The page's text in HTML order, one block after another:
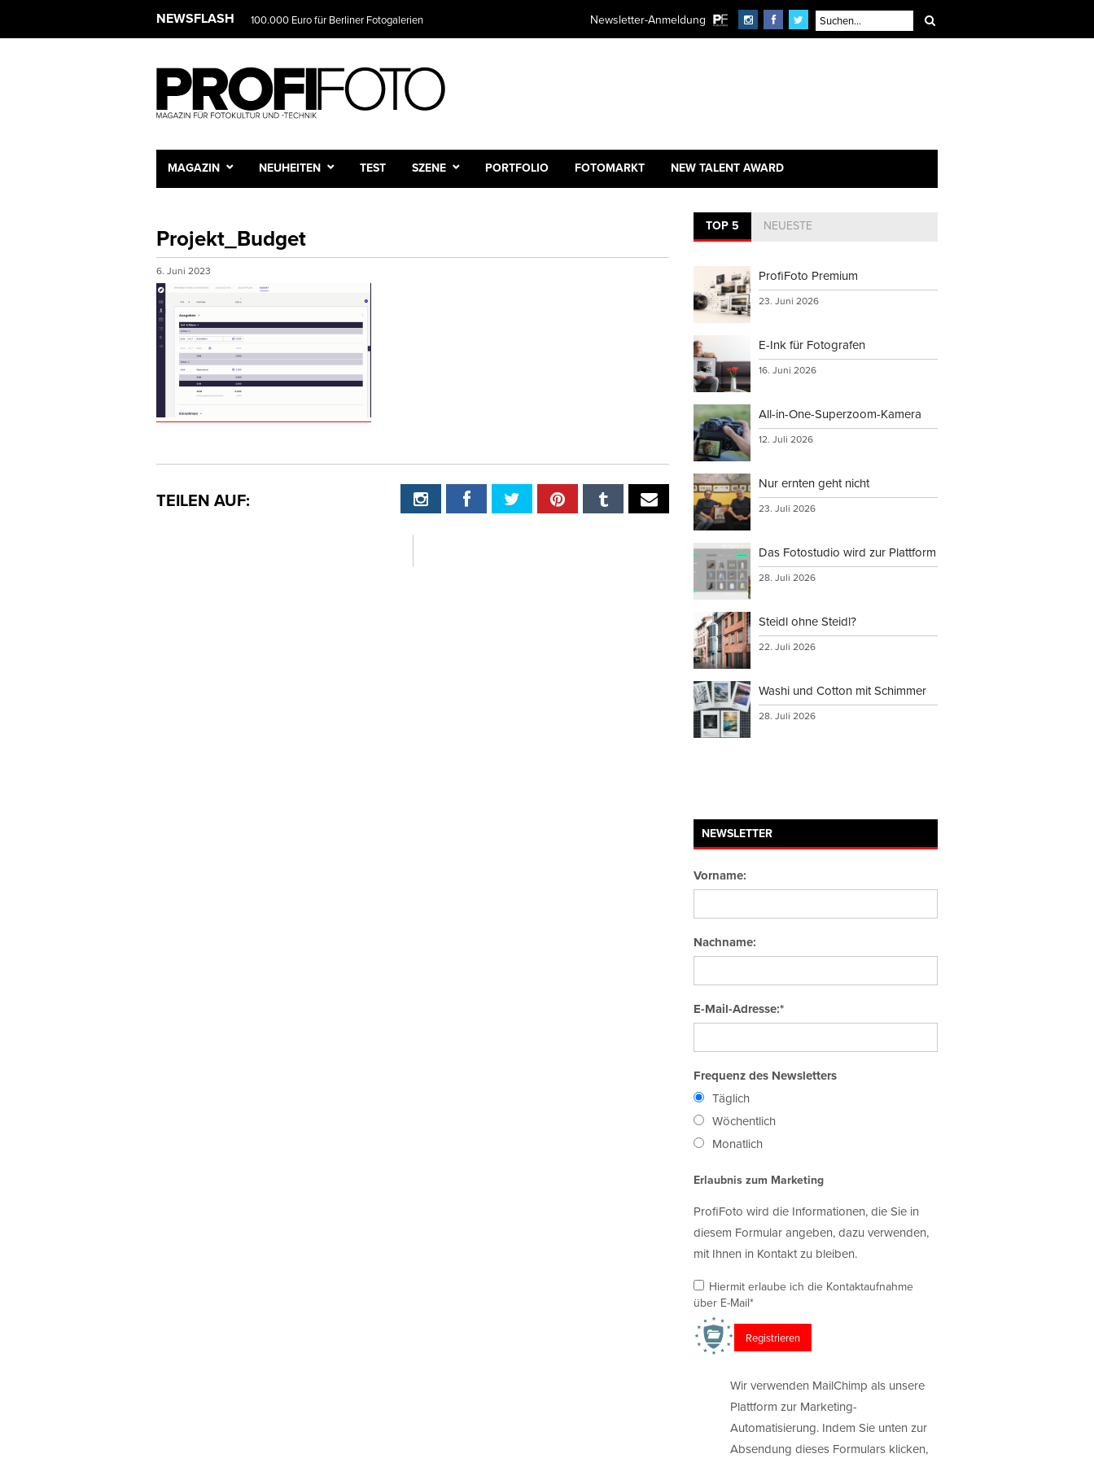
NEWSFLASH 100.000 Euro für Berliner Fotogalerien Newsletter-Anmeldung
MAGAZIN NEUHEITEN TEST SZENE PORTFOLIO FOTOMARKT NEW TALENT AWARD
Projekt_Budget
6. Juni 2023
TEILEN AUF:
TOP 5 NEUESTE
ProfiFoto Premium
23. Juni 2026
E-Ink für Fotografen
16. Juni 2026
All-in-One-Superzoom-Kamera
12. Juli 2026
Nur ernten geht nicht
23. Juli 2026
Das Fotostudio wird zur Plattform
28. Juli 2026
Steidl ohne Steidl?
22. Juli 2026
Washi und Cotton mit Schimmer
28. Juli 2026
NEWSLETTER
Vorname:
Nachname:
E-Mail-Adresse:*
Frequenz des Newsletters
Täglich
Wöchentlich
Monatlich
Erlaubnis zum Marketing
ProfiFoto wird die Informationen, die Sie in
diesem Formular angeben, dazu verwenden,
mit Ihnen in Kontakt zu bleiben.
Hiermit erlaube ich die Kontaktaufnahme
über E-Mail*
Wir verwenden MailChimp als unsere
Plattform zur Marketing-
Automatisierung. Indem Sie unten zur
Absendung dieses Formulars klicken,